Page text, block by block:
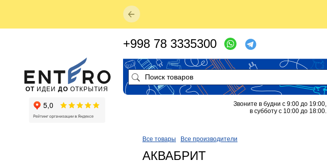
Все товары Все производители
АКВАБРИТ
ОТ ИДЕИ ДО ОТКРЫТИЯ
+998 78 3335300
Звоните в будни с 9:00 до 19:00,
в субботу с 10:00 до 18:00.